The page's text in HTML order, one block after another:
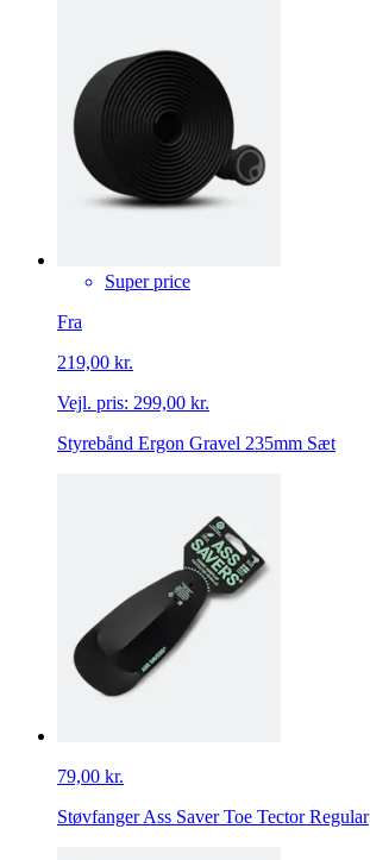
Super price
Fra
219,00 kr.
Vejl. pris: 299,00 kr.
Styrebånd Ergon Gravel 235mm Sæt
79,00 kr.
Støvfanger Ass Saver Toe Tector Regular